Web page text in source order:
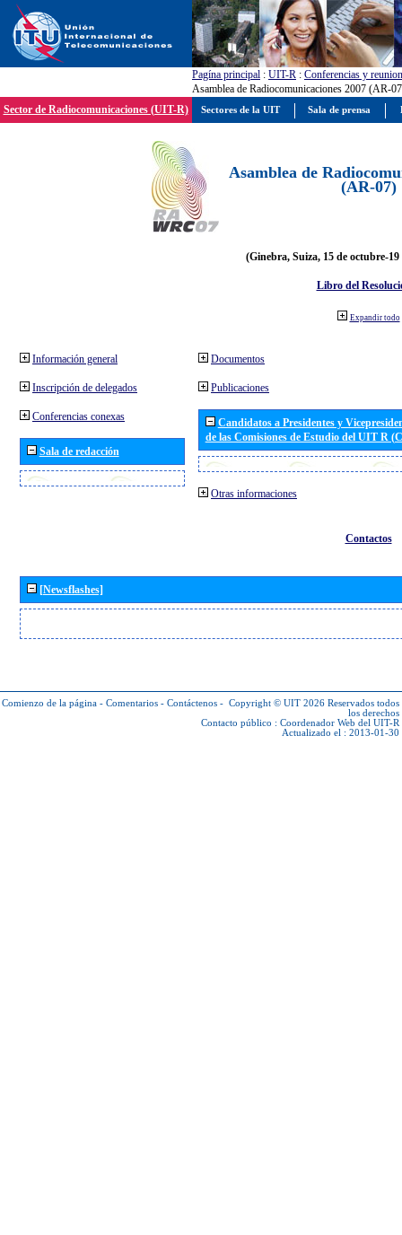
Pagína principal : UIT-R : Conferencias y
Asamblea de Radiocomunicaciones 2007 (AR-
Sector de Radiocomunicaciones (UIT-R)
Asamblea de
(AR-07)
(Ginebra, Suiza, 15 de octubre-19
Libro del
Expandir todo
Información general
Inscripción de delegados
Conferencias conexas
Sala de redacción
Documentos
Publicaciones
Candidatos a Presidentes y
de las Comisiones de Estudio del UIT R
Otras informaciones
Contactos
[Newsflashes]
Comienzo de la página - Comentarios - Contáctenos - Copyright © UIT 2026 Reservados todos
los derechos
Contacto público : Coordenador Web del UIT-R
Actualizado el : 2013-01-30
Sectores de la UIT Sala de prensa